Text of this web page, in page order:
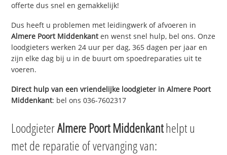
offerte dus snel en gemakkelijk!
Dus heeft u problemen met leidingwerk of afvoeren in
Almere Poort Middenkanten wenst snel hulp, bel ons. Onze
loodgieters werken 24 uur per dag, 365 dagen per jaar en
zijn elke dag bij u in de buurt om spoedreparaties uit te
voeren.
Direct hulp van een vriendelijke loodgieter inAlmere Poort
Middenkant: bel ons 036-7602317
LoodgieterAlmere Poort Middenkanthelpt u
met de reparatie of vervanging van: